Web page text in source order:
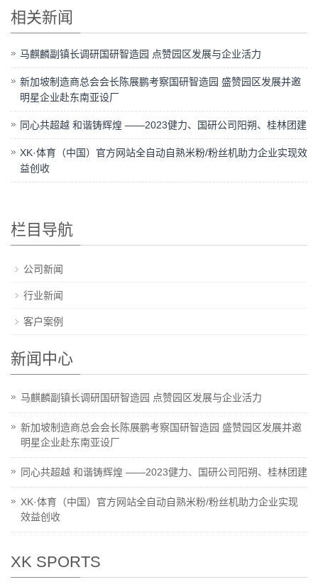
相关新闻
马麒麟副镇长调研国研智造园 点赞园区发展与企业活力
新加坡制造商总会会长陈展鹏考察国研智造园 盛赞园区发展并邀
明星企业赴东南亚设厂
同心共超越 和谐铸辉煌 ——2023健力、国研公司阳朔、桂林团建
XK·体育（中国）官方网站全自动自熟米粉/粉丝机助力企业实现效
益创收
栏目导航
公司新闻
行业新闻
客户案例
新闻中心
马麒麟副镇长调研国研智造园 点赞园区发展与企业活力
新加坡制造商总会会长陈展鹏考察国研智造园 盛赞园区发展并邀
明星企业赴东南亚设厂
同心共超越 和谐铸辉煌 ——2023健力、国研公司阳朔、桂林团建
XK·体育（中国）官方网站全自动自熟米粉/粉丝机助力企业实现
效益创收
XK SPORTS